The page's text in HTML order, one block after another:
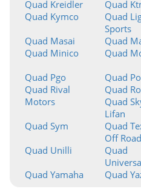
Quad Kreidler
Quad
Quad Kymco
Quad
Sports
Quad Masai
Quad
Quad Minico
Quad
Quad Pgo
Quad
Quad Rival
Motors
Quad
Quad
Lifan
Quad Sym
Quad
Off Road
Quad Unilli
Quad
Quad Yamaha
Quad